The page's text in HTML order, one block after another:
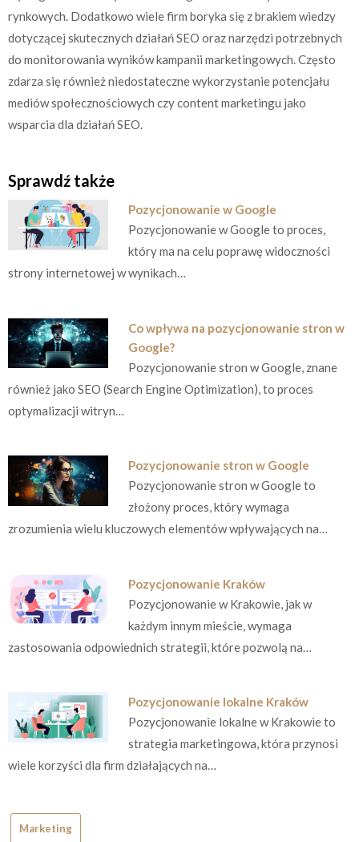
rynkowych. Dodatkowo wiele firm boryka się z brakiem wiedzy
dotyczącej skutecznych działań SEO oraz narzędzi potrzebnych
do monitorowania wyników kampanii marketingowych. Często
zdarza się również niedostateczne wykorzystanie potencjału
mediów społecznościowych czy content marketingu jako
wsparcia dla działań SEO.
Sprawdź także
Pozycjonowanie w Google
Pozycjonowanie w Google to proces,
który ma na celu poprawę widoczności
strony internetowej w wynikach…
Co wpływa na pozycjonowanie stron w
Google?
Pozycjonowanie stron w Google, znane
również jako SEO (Search Engine Optimization), to proces
optymalizacji witryn…
Pozycjonowanie stron w Google
Pozycjonowanie stron w Google to
złożony proces, który wymaga
zrozumienia wielu kluczowych elementów wpływających na…
Pozycjonowanie Kraków
Pozycjonowanie w Krakowie, jak w
każdym innym mieście, wymaga
zastosowania odpowiednich strategii, które pozwolą na…
Pozycjonowanie lokalne Kraków
Pozycjonowanie lokalne w Krakowie to
strategia marketingowa, która przynosi
wiele korzyści dla firm działających na…
Marketing